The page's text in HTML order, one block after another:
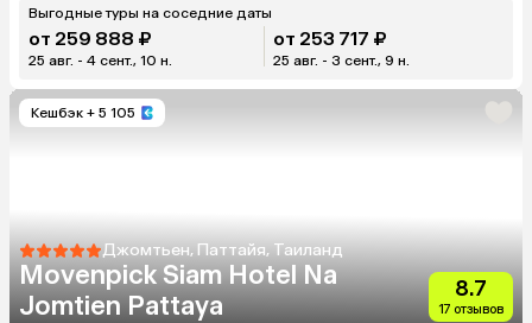
Выгодные туры на соседние даты
от 259 888 ₽
25 авг. - 4 сент., 10 н.
от 253 717 ₽
25 авг. - 3 сент., 9 н.
Кешбэк + 5 105
Джомтьен, Паттайя, Таиланд
Movenpick Siam Hotel Na
Jomtien Pattaya
8.7
17 отзывов